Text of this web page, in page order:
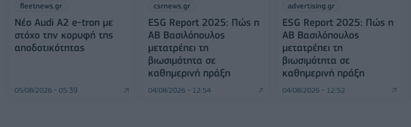
fleetnews.gr
Νέο Audi A2 e-tron με
στόχο την κορυφή της
αποδοτικότητας
05/08/2026 - 05:39
csrnews.gr
ESG Report 2025: Πώς η
ΑΒ Βασιλόπουλος
μετατρέπει τη
βιωσιμότητα σε
καθημερινή πράξη
04/08/2026 - 12:54
advertising.gr
ESG Report 2025: Πώς η
ΑΒ Βασιλόπουλος
μετατρέπει τη
βιωσιμότητα σε
καθημερινή πράξη
04/08/2026 - 12:52